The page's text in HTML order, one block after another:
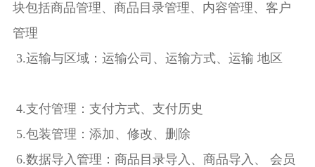
块包括商品管理、商品目录管理、内容管理、客户
管理
3.运输与区域：运输公司、运输方式、运输 地区
4.支付管理：支付方式、支付历史
5.包装管理：添加、修改、删除
6.数据导入管理：商品目录导入、商品导入、 会员